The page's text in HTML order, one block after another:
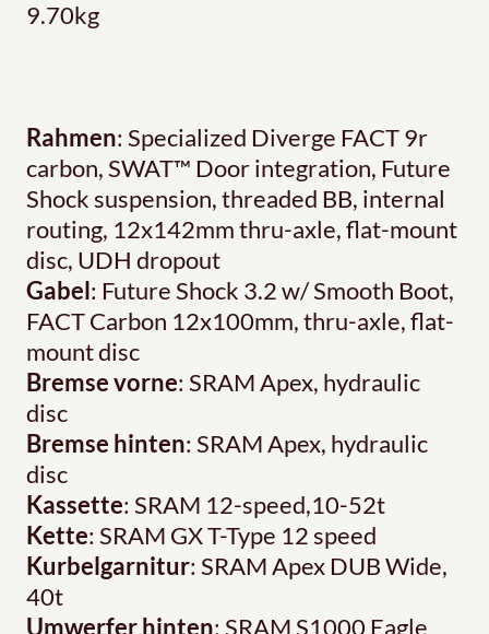
9.70kg
Rahmen: Specialized Diverge FACT 9r
carbon, SWAT™ Door integration, Future
Shock suspension, threaded BB, internal
routing, 12x142mm thru-axle, flat-mount
disc, UDH dropout
Gabel: Future Shock 3.2 w/ Smooth Boot,
FACT Carbon 12x100mm, thru-axle, flat-
mount disc
Bremse vorne: SRAM Apex, hydraulic
disc
Bremse hinten: SRAM Apex, hydraulic
disc
Kassette: SRAM 12-speed,10-52t
Kette: SRAM GX T-Type 12 speed
Kurbelgarnitur: SRAM Apex DUB Wide,
40t
Umwerfer hinten: SRAM S1000 Eagle